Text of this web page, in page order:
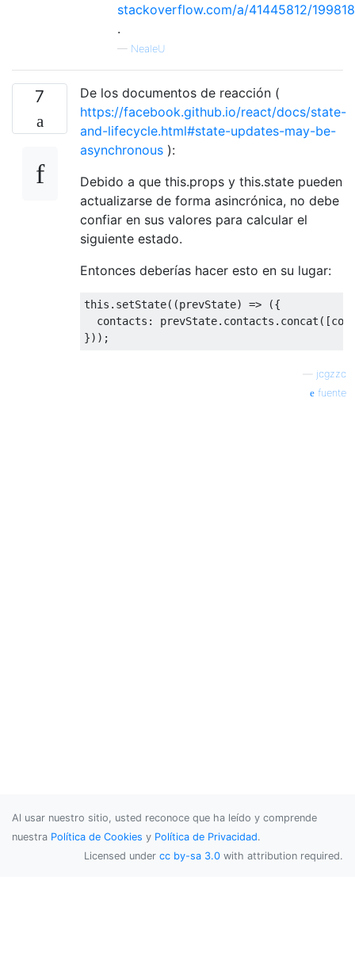
stackoverflow.com/a/41445812/
.
— NealeU
7
De los documentos de reacción (
https://facebook.github.io/react/docs/state-
and-lifecycle.html#state-updates-may-be-
asynchronous ):
Debido a que this.props y this.state pueden
actualizarse de forma asincrónica, no debe
confiar en sus valores para calcular el
siguiente estado.
Entonces deberías hacer esto en su lugar:
this . setState((prevState) =>
({
  contacts
: prevState. contacts . concat ([
}));
jcgzzc
fuente
Al usar nuestro sitio, usted reconoce que ha leído y comprende
nuestra Política de Cookies y Política de Privacidad.
Licensed under cc by-sa 3.0 with attribution required.